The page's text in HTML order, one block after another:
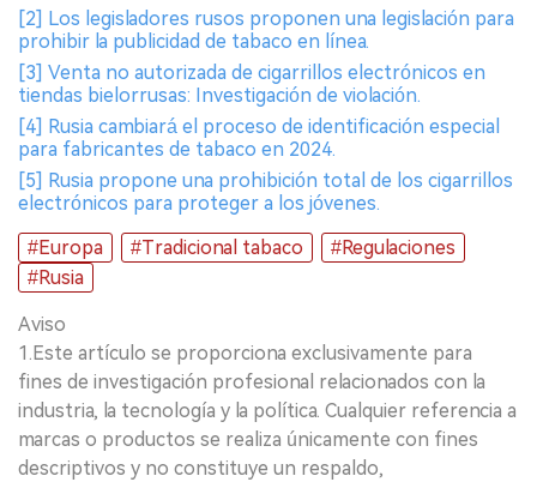
[2] Los legisladores rusos proponen una legislación para
prohibir la publicidad de tabaco en línea.
[3] Venta no autorizada de cigarrillos electrónicos en
tiendas bielorrusas: Investigación de violación.
[4] Rusia cambiará el proceso de identificación especial
para fabricantes de tabaco en 2024.
[5] Rusia propone una prohibición total de los cigarrillos
electrónicos para proteger a los jóvenes.
#Europa
#Tradicional tabaco
#Regulaciones
#Rusia
Aviso
1.Este artículo se proporciona exclusivamente para
fines de investigación profesional relacionados con la
industria, la tecnología y la política. Cualquier referencia a
marcas o productos se realiza únicamente con fines
descriptivos y no constituye un respaldo,